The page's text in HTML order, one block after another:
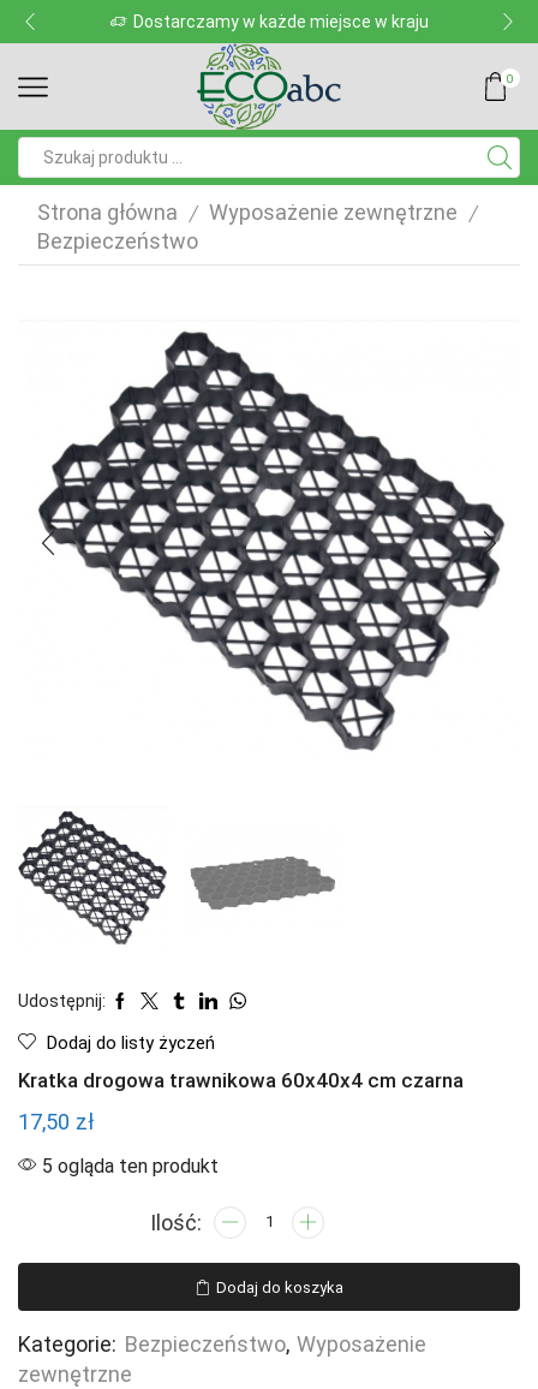
Dostarczamy w każde miejsce w kraju
0
Strona główna / Wyposażenie zewnętrzne /
Bezpieczeństwo
Udostępnij:
Dodaj do listy życzeń
Kratka drogowa trawnikowa 60x40x4 cm czarna
17,50 zł
5 ogląda ten produkt
ilość
drogowa
trawnikowa
60x40x4
Dodaj do koszyka
Kategorie: Bezpieczeństwo, Wyposażenie
zewnętrzne